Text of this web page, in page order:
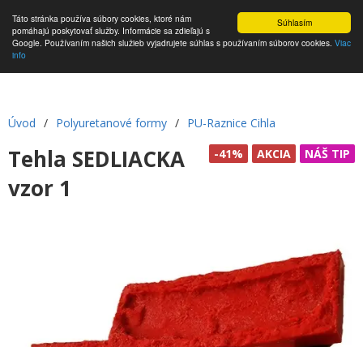
Súhlasím
Táto stránka používa súbory cookies, ktoré nám
pomáhajú poskytovať služby. Informácie sa zdieľajú s
Google. Používaním našich služieb vyjadrujete súhlas s používaním súborov cookies. Viac
info
Úvod / Polyuretanové formy / PU-Raznice Cihla
NÁŠ TIP
AKCIA
-41%
Tehla SEDLIACKA
vzor 1